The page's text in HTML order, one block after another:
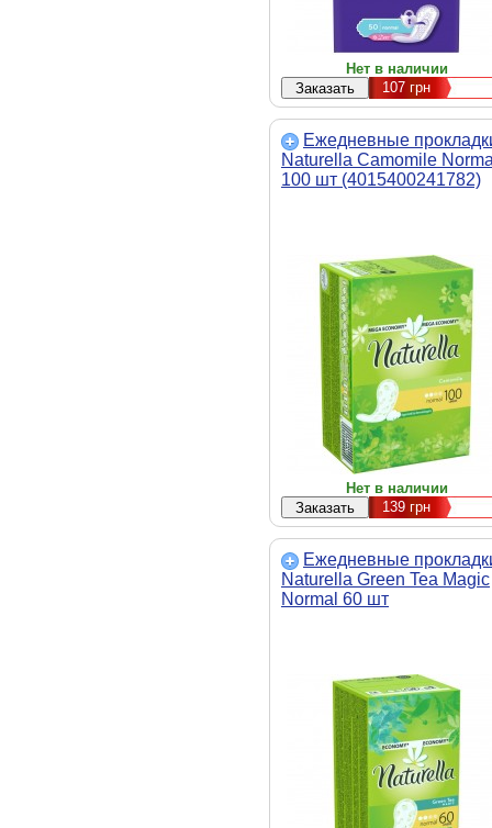
Нет в наличии
107грн
Ежедневные
Naturella Camomile
100 шт (4015400241782)
Нет в наличии
139грн
Ежедневные
Naturella Green Tea Magic
Normal 60 шт